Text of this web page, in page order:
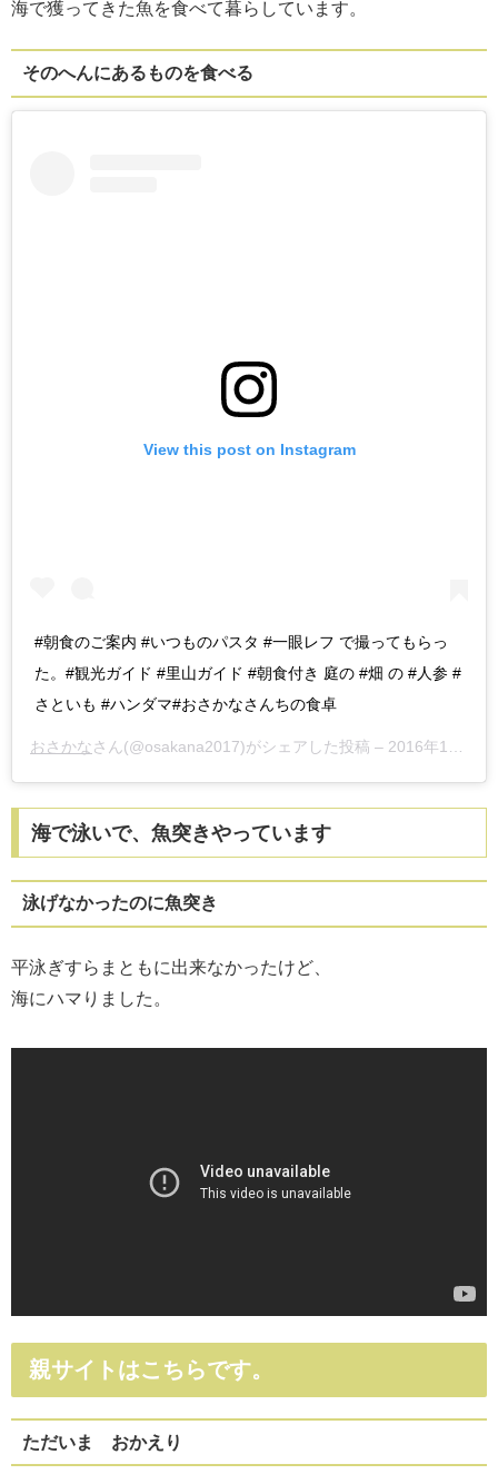
海で獲ってきた魚を食べて暮らしています。
そのへんにあるものを食べる
View this post on Instagram
#朝食のご案内 #いつものパスタ #一眼レフ で撮ってもらっ
た。#観光ガイド #里山ガイド #朝食付き 庭の #畑 の #人参 #
さといも #ハンダマ#おさかなさんちの食卓
おさかなさん(@osakana2017)がシェアした投稿 – 2016年11月月5日午後5時34分PDT
海で泳いで、魚突きやっています
泳げなかったのに魚突き
平泳ぎすらまともに出来なかったけど、
海にハマりました。
親サイトはこちらです。
ただいま おかえり